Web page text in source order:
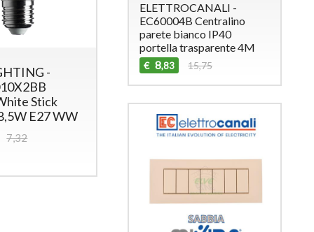
-
Stick
E27 WW
7,32
ELETTROCANALI -
EC60004B Centralino
parete bianco IP40
portella trasparente 4M
€ 8,83 15,75